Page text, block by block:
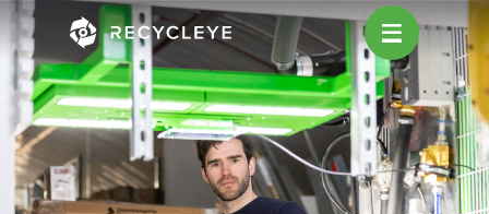
Main Navigation